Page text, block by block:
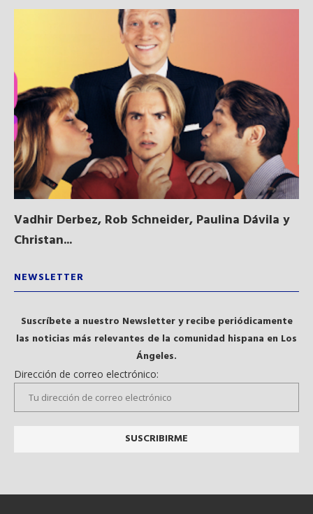
Vadhir Derbez, Rob Schneider, Paulina Dávila y
Christan...
NEWSLETTER
Suscríbete a nuestro Newsletter y recibe periódicamente
las noticias más relevantes de la comunidad hispana en Los
Ángeles.
Dirección de correo electrónico: